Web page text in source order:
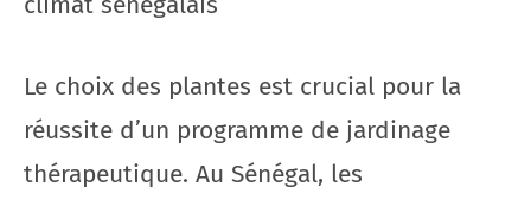
Le choix des plantes est crucial pour la
réussite d’un programme de jardinage
thérapeutique. Au Sénégal, les